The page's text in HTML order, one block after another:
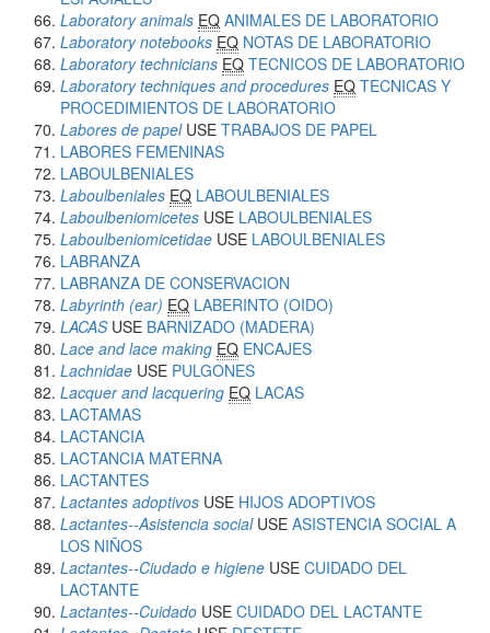
Laboratory animals EQ ANIMALES DE LABORATORIO
Laboratory notebooks EQ NOTAS DE LABORATORIO
Laboratory technicians EQ TECNICOS DE LABORATORIO
Laboratory techniques and procedures EQ TECNICAS Y
PROCEDIMIENTOS DE LABORATORIO
Labores de papelUSE TRABAJOS DE PAPEL
LABORES FEMENINAS
LABOULBENIALES
Laboulbeniales EQ LABOULBENIALES
Laboulbeniomicetes USE LABOULBENIALES
Laboulbeniomicetidae USE LABOULBENIALES
LABRANZA
LABRANZA DE CONSERVACION
Labyrinth (ear) EQ LABERINTO (OIDO)
LACASUSE BARNIZADO (MADERA)
Lace and lace making EQ ENCAJES
Lachnidae USE PULGONES
Lacquer and lacquering EQ LACAS
LACTAMAS
LACTANCIA
LACTANCIA MATERNA
LACTANTES
Lactantes adoptivos USE HIJOS ADOPTIVOS
Lactantes--Asistencia socialUSE ASISTENCIA SOCIAL A
LOS NIÑOS
Lactantes--Ciudado e higiene USE CUIDADO DEL
LACTANTE
Lactantes--Cuidado USE CUIDADO DEL LACTANTE